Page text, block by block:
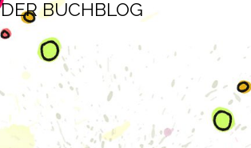
DER BUCHBLOG